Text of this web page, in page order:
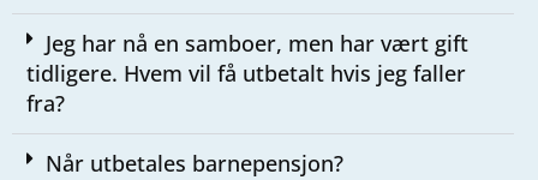
Jeg har nå en samboer, men har vært gift
tidligere. Hvem vil få utbetalt hvis jeg faller
fra?​
Når utbetales barnepensjon?​